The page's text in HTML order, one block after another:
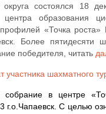
округа состоялся 18
образования
профилей «Точка
Более пятидесяти
победителя, читать
участника шахматного
собрание в центре
С целью